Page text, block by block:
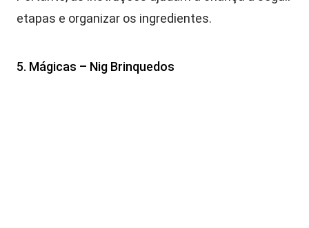
etapas e organizar os ingredientes.
5. Mágicas – Nig Brinquedos